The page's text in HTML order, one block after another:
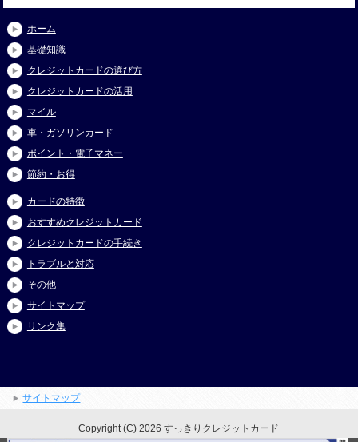
ホーム
基礎知識
クレジットカードの選び方
クレジットカードの活用
マイル
車・ガソリンカード
ポイント・電子マネー
節約・お得
カードの特徴
おすすめクレジットカード
クレジットカードの手続き
トラブルと対応
その他
サイトマップ
リンク集
サイトマップ
Copyright (C) 2026 すっきりクレジットカード